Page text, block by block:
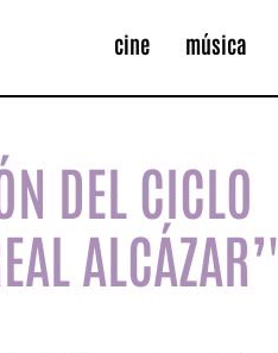
cine música
DEL CICLO
ALCÁZAR’'